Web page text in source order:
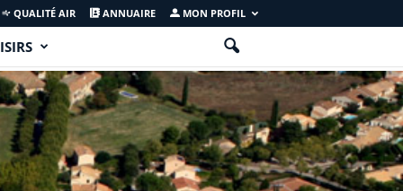
QUALITÉ AIR ANNUAIRE MON PROFIL